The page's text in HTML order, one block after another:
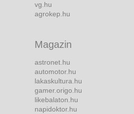
vg.hu
agrokep.hu
Magazin
astronet.hu
automotor.hu
lakaskultura.hu
gamer.origo.hu
likebalaton.hu
napidoktor.hu